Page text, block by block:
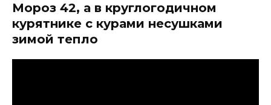
Мороз 42, а в круглогодичном
курятнике с курами несушками
зимой тепло